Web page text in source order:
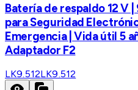
Batería de respaldo 12 V |
para Seguridad
Emergencia | Vida útil 5
Adaptador F2
LK9.512LK9.512